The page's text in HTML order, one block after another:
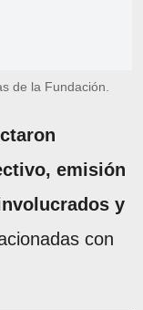
de la Fundación.
emisión
y
con